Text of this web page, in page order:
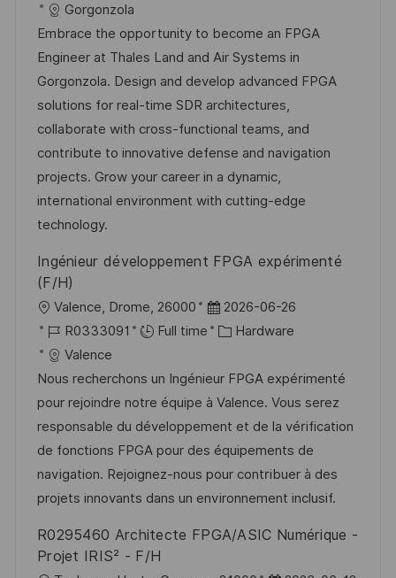
c
a
t
i
o
n
t
e
d
D
a
t
e
o
b
I
d
t
e
g
o
r
y
Gorgonzola
Embrace the opportunity to become an FPGA
Engineer at Thales Land and Air Systems in
Gorgonzola. Design and develop advanced FPGA
solutions for real-time SDR architectures,
collaborate with cross-functional teams, and
contribute to innovative defense and navigation
projects. Grow your career in a dynamic,
international environment with cutting-edge
technology.
Ingénieur développement FPGA expérimenté
(F/H)
L
o
c
a
t
i
o
n
Valence, Drome, 26000
P
o
t
e
d
D
a
t
2026-06-26
J
o
b
I
d
R0333091 Full time
C
t
e
g
o
r
y
Hardware
Valence
Nous recherchons un Ingénieur FPGA expérimenté
pour rejoindre notre équipe à Valence. Vous serez
responsable du développement et de la vérification
de fonctions FPGA pour des équipements de
navigation. Rejoignez-nous pour contribuer à des
projets innovants dans un environnement inclusif.
R0295460 Architecte FPGA/ASIC Numérique -
Projet IRIS² - F/H